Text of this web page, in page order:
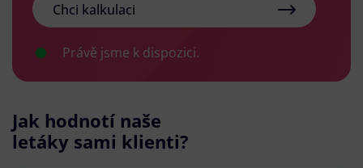
Chci kalkulaci
Právě jsme k dispozici.
Jak hodnotí naše
letáky sami klienti?